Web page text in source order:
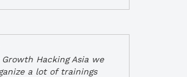
Growth Hacking Asia we
a lot of trainings